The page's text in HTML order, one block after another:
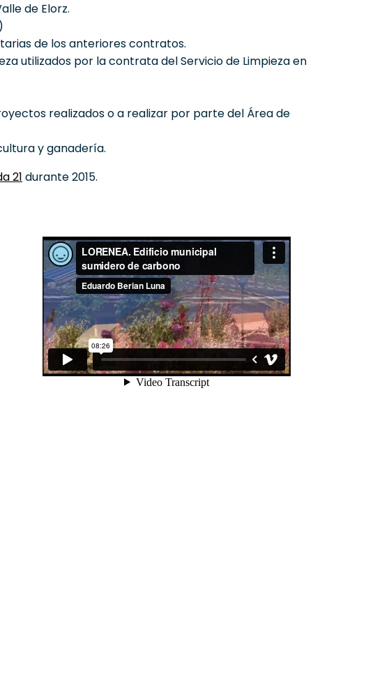
de Elorz.
de los anteriores contratos.
utilizados por la contrata del Servicio de Limpieza en
realizados o a realizar por parte del Área de
y ganadería.
21 durante 2015.